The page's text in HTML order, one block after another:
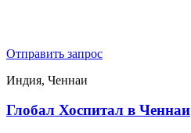
Отправить запрос
Индия, Ченнаи
Глобал Хоспитал в Ченнаи